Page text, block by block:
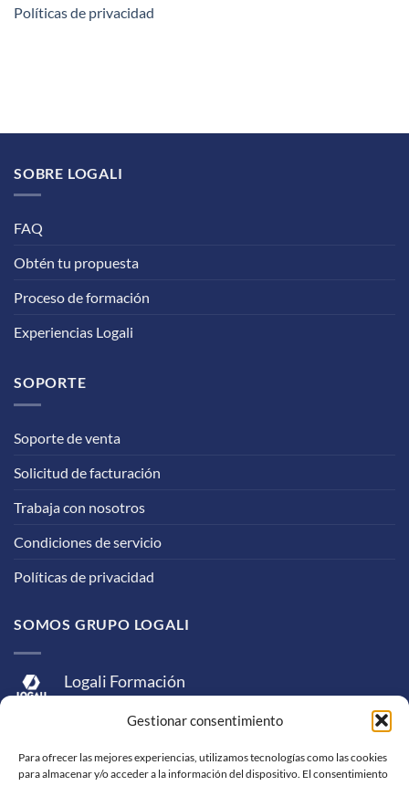
Gestionar consentimiento
Para ofrecer las mejores experiencias, utilizamos tecnologías como las cookies
para almacenar y/o acceder a la información del dispositivo. El consentimiento
Políticas de privacidad
SOBRE LOGALI
FAQ
Obtén tu propuesta
Proceso de formación
Experiencias Logali
SOPORTE
Soporte de venta
Solicitud de facturación
Trabaja con nosotros
Condiciones de servicio
Políticas de privacidad
SOMOS GRUPO LOGALI
Logali Formación
Logali Consultoría
Logali Ingeniería